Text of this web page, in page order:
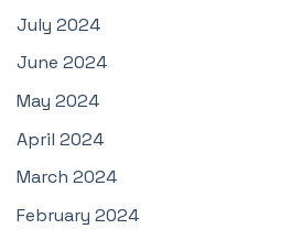
July 2024
June 2024
May 2024
April 2024
March 2024
February 2024